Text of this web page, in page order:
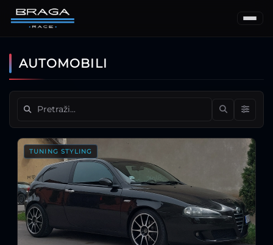
AUTOMOBILI
TUNING STYLING